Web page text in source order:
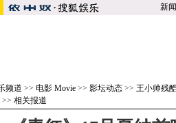
新闻
频道 >> 电影 Movie >> 影坛动态 >> 王小帅残
>> 相关报道